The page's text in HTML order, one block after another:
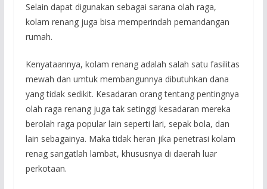
Selain dapat digunakan sebagai sarana olah raga,
kolam renang juga bisa memperindah pemandangan
rumah.
Kenyataannya, kolam renang adalah salah satu fasilitas
mewah dan umtuk membangunnya dibutuhkan dana
yang tidak sedikit. Kesadaran orang tentang pentingnya
olah raga renang juga tak setinggi kesadaran mereka
berolah raga popular lain seperti lari, sepak bola, dan
lain sebagainya. Maka tidak heran jika penetrasi kolam
renag sangatlah lambat, khususnya di daerah luar
perkotaan.